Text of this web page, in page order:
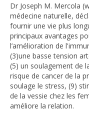
Dr Joseph M. Mercola
médecine naturelle,
fournir une vie plus
principaux avantages
l’amélioration de
(3)une basse tension
(5) un soulagement de
risque de cancer de la
soulage le stress, (9)
de la vessie chez les
améliore la relation.